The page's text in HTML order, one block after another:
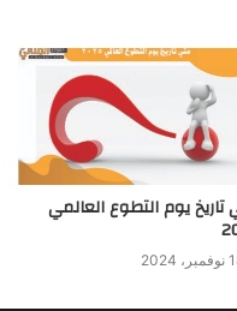
يوم التطوع العالمي
2024